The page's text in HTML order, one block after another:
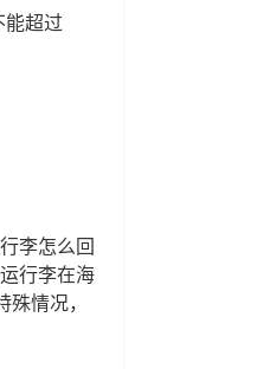
能超过
李怎么回
行李在海
情况，